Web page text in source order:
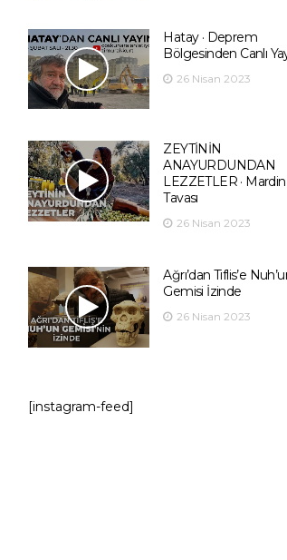
Hatay · Deprem
Bölgesinden Canlı
26 Nisan 2023
ZEYTİNİN
ANAYURDUNDAN
LEZZETLER ·
Tavası
26 Nisan 2023
Ağrı’dan Tiflis’e
Gemisi İzinde
26 Nisan 2023
[instagram-feed]